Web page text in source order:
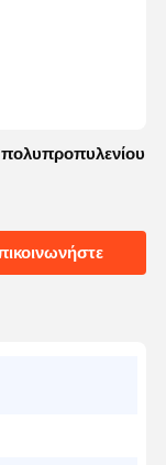
πολυπροπυλενίου